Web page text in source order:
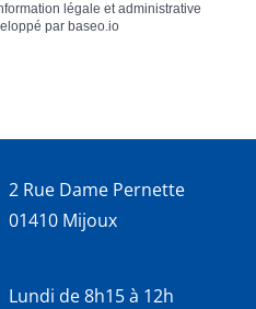
légale et administrative
par baseo.io
2 Rue Dame Pernette
01410 Mijoux
Lundi de 8h15 à 12h